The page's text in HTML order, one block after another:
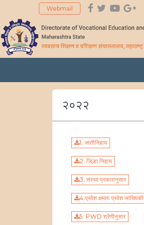
Webmail
२०२२
1. जातीनिहाय
2. जिल्हा निहाय
3. संस्था प्रकारानुसार
4.प्रवेश क्षमता प्रवेश सांख्यिकी
5. PWD श्रेणीनुसार